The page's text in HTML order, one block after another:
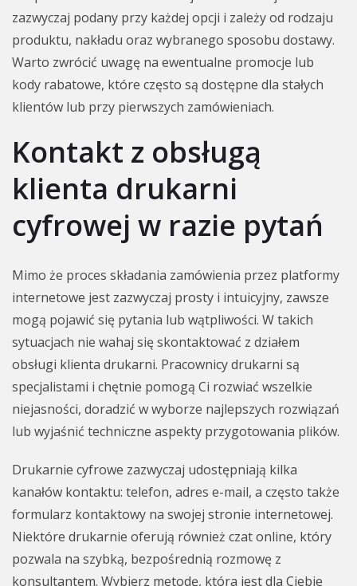
zazwyczaj podany przy każdej opcji i zależy od rodzaju
produktu, nakładu oraz wybranego sposobu dostawy.
Warto zwrócić uwagę na ewentualne promocje lub
kody rabatowe, które często są dostępne dla stałych
klientów lub przy pierwszych zamówieniach.
Kontakt z obsługą
klienta drukarni
cyfrowej w razie pytań
Mimo że proces składania zamówienia przez platformy
internetowe jest zazwyczaj prosty i intuicyjny, zawsze
mogą pojawić się pytania lub wątpliwości. W takich
sytuacjach nie wahaj się skontaktować z działem
obsługi klienta drukarni. Pracownicy drukarni są
specjalistami i chętnie pomogą Ci rozwiać wszelkie
niejasności, doradzić w wyborze najlepszych rozwiązań
lub wyjaśnić techniczne aspekty przygotowania plików.
Drukarnie cyfrowe zazwyczaj udostępniają kilka
kanałów kontaktu: telefon, adres e-mail, a często także
formularz kontaktowy na swojej stronie internetowej.
Niektóre drukarnie oferują również czat online, który
pozwala na szybką, bezpośrednią rozmowę z
konsultantem. Wybierz metodę, która jest dla Ciebie